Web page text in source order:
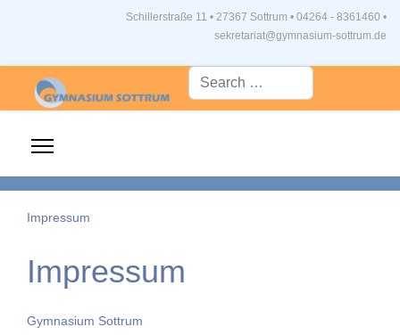
Schillerstraße 11 • 27367 Sottrum • 04264 - 8361460 •
sekretariat@gymnasium-sottrum.de
Suche...
Impressum
Impressum
Gymnasium Sottrum